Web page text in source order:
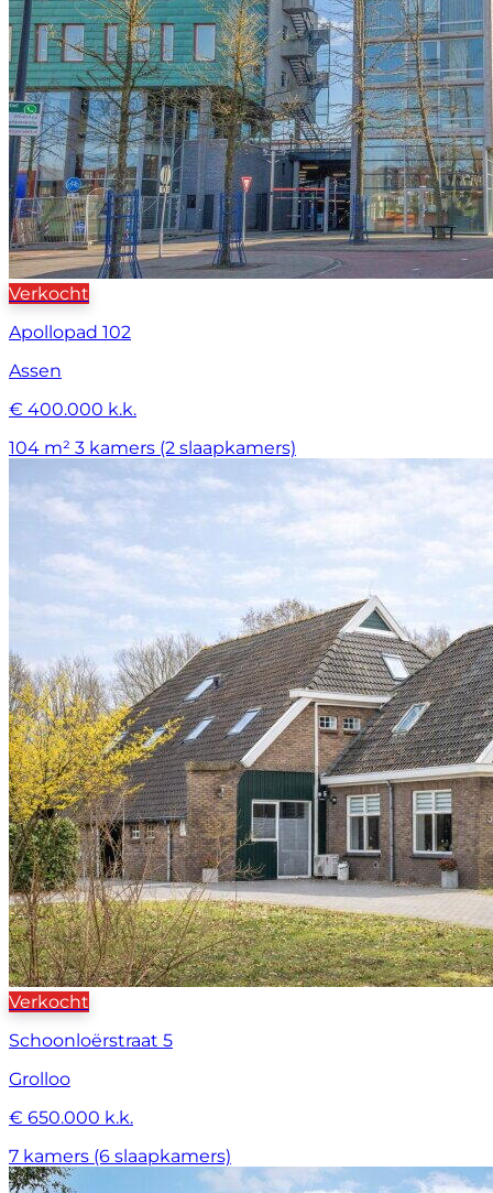
Verkocht
Apollopad 102
Assen
€ 400.000 k.k.
104 m² 3 kamers (2 slaapkamers)
Verkocht
Schoonloërstraat 5
Grolloo
€ 650.000 k.k.
7 kamers (6 slaapkamers)